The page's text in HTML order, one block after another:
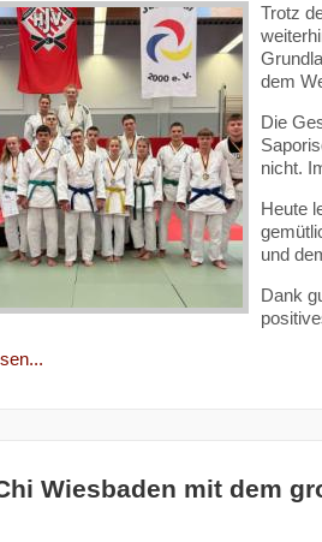
Trotz
dem
Die
nicht.
Heute
und
Dank
Wiesbaden mit dem